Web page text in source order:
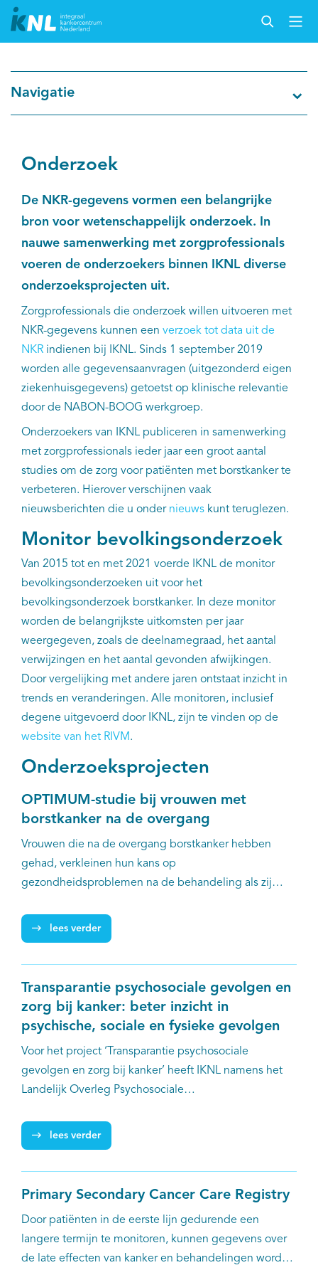
Cijfers over kanker
Thema's
Over IKNL
Palliatieve zorg
Kankeratlas
IKNL and the NCR
Dure geneesmiddelen
Itemsets
Projecten
Trials
Webshop
EN
Navigatie
Onderzoek
De NKR-gegevens vormen een belangrijke
bron voor wetenschappelijk onderzoek. In
nauwe samenwerking met zorgprofessionals
voeren de onderzoekers binnen IKNL diverse
onderzoeksprojecten uit.
Zorgprofessionals die onderzoek willen uitvoeren met
NKR-gegevens kunnen een verzoek tot data uit de
NKR indienen bij IKNL. Sinds 1 september 2019
worden alle gegevensaanvragen (uitgezonderd eigen
ziekenhuisgegevens) getoetst op klinische relevantie
door de NABON-BOOG werkgroep.
Onderzoekers van IKNL publiceren in samenwerking
met zorgprofessionals ieder jaar een groot aantal
studies om de zorg voor patiënten met borstkanker te
verbeteren. Hierover verschijnen vaak
nieuwsberichten die u onder nieuws kunt teruglezen.
Monitor bevolkingsonderzoek
Van 2015 tot en met 2021 voerde IKNL de monitor
bevolkingsonderzoeken uit voor het
bevolkingsonderzoek borstkanker. In deze monitor
worden de belangrijkste uitkomsten per jaar
weergegeven, zoals de deelnamegraad, het aantal
verwijzingen en het aantal gevonden afwijkingen.
Door vergelijking met andere jaren ontstaat inzicht in
trends en veranderingen. Alle monitoren, inclusief
degene uitgevoerd door IKNL, zijn te vinden op de
website van het RIVM.
Onderzoeksprojecten
OPTIMUM-studie bij vrouwen met
borstkanker na de overgang
Vrouwen die na de overgang borstkanker hebben
gehad, verkleinen hun kans op
gezondheidsproblemen na de behandeling als zij
effecten van behandelingen hebben zij een
verhoogde kans op gezondheidsklachten zoals
bestraling. Een gezonde leefstijl kan deze late
gevolgen beperken. Echter, veel mensen voldoen niet
aan de aanbevelingen voor een gezonde leefstijl en
verandering van leefstijl is vaak moeilijk. Om beter
inzicht te krijgen hoe deze vrouwen hierbij te
ondersteunen is de OPTIMUM-studie gestart.
lees verder
Transparantie psychosociale gevolgen en
zorg bij kanker: beter inzicht in
psychische, sociale en fysieke gevolgen
Voor het project ‘Transparantie psychosociale
gevolgen en zorg bij kanker’ heeft IKNL namens het
Landelijk Overleg Psychosociale
geregistreerd in de NKR bij borst- en dikkedarmkanker
en rapporteerden aan de betrokken behandelaars. De
van een signaleringsinstrument naar problemen op
fysiek, psychisch en/of sociaal vlak, het type
signaleringsinstrument en eventuele verwijzing naar
psychosociale, paramedische en medisch
specialistische revalidatiezorgverleners. Ook
lees verder
Primary Secondary Cancer Care Registry
Door patiënten in de eerste lijn gedurende een
langere termijn te monitoren, kunnen gegevens over
de late effecten van kanker en behandelingen worden